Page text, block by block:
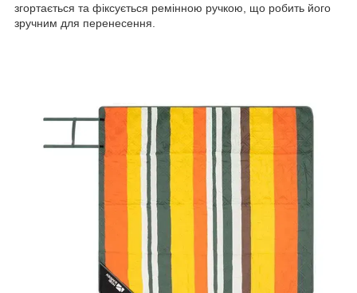
згортається та фіксується ремінною ручкою, що робить його
зручним для перенесення.